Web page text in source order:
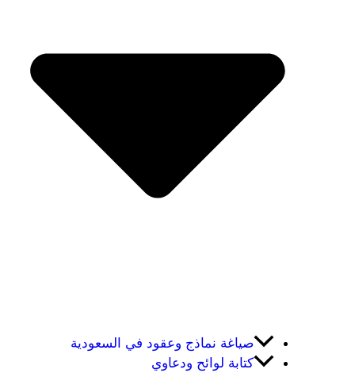
صياغة نماذج وعقود في السعودية
كتابة لوائح ودعاوي